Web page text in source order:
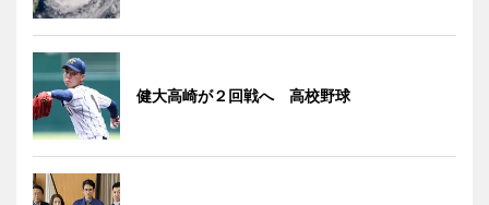
健大高崎が２回戦へ 高校野球